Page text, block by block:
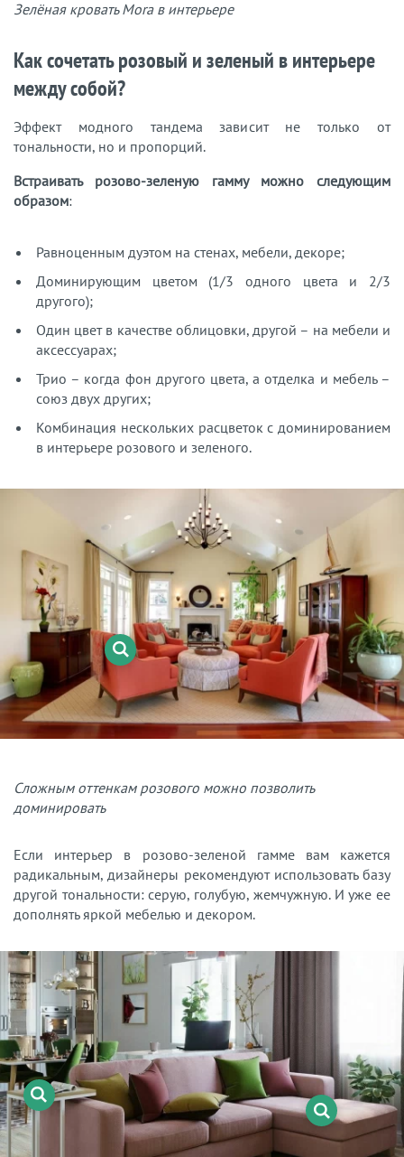
Зелёная кровать Mora в интерьере
Как сочетать розовый и зеленый в интерьере
между собой?
Эффект модного тандема зависит не только от
тональности, но и пропорций.
Встраивать розово-зеленую гамму можно следующим
образом:
Равноценным дуэтом на стенах, мебели, декоре;
Доминирующим цветом (1/3 одного цвета и 2/3
другого);
Один цвет в качестве облицовки, другой – на мебели и
аксессуарах;
Трио – когда фон другого цвета, а отделка и мебель –
союз двух других;
Комбинация нескольких расцветок с доминированием
в интерьере розового и зеленого.
Сложным оттенкам розового можно позволить
доминировать
Если интерьер в розово-зеленой гамме вам кажется
радикальным, дизайнеры рекомендуют использовать базу
другой тональности: серую, голубую, жемчужную. И уже ее
дополнять яркой мебелью и декором.